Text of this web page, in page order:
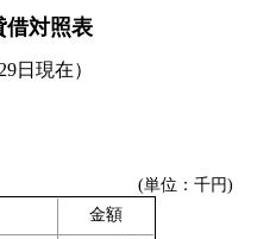
対照表
日現在）
(単位：千円)
金額